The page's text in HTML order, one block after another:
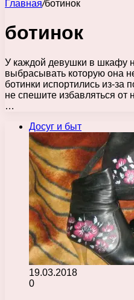
Главная/ботинок
ботинок
У каждой девушки в шкафу
выбрасывать которую она
ботинки испортились из-за
не спешите избавляться от
…
Досуг и быт
19.03.2018
0